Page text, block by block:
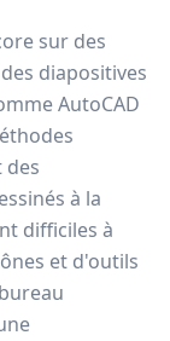
sur des
diapositives
AutoCAD
des
à la
difficiles à
et d'outils